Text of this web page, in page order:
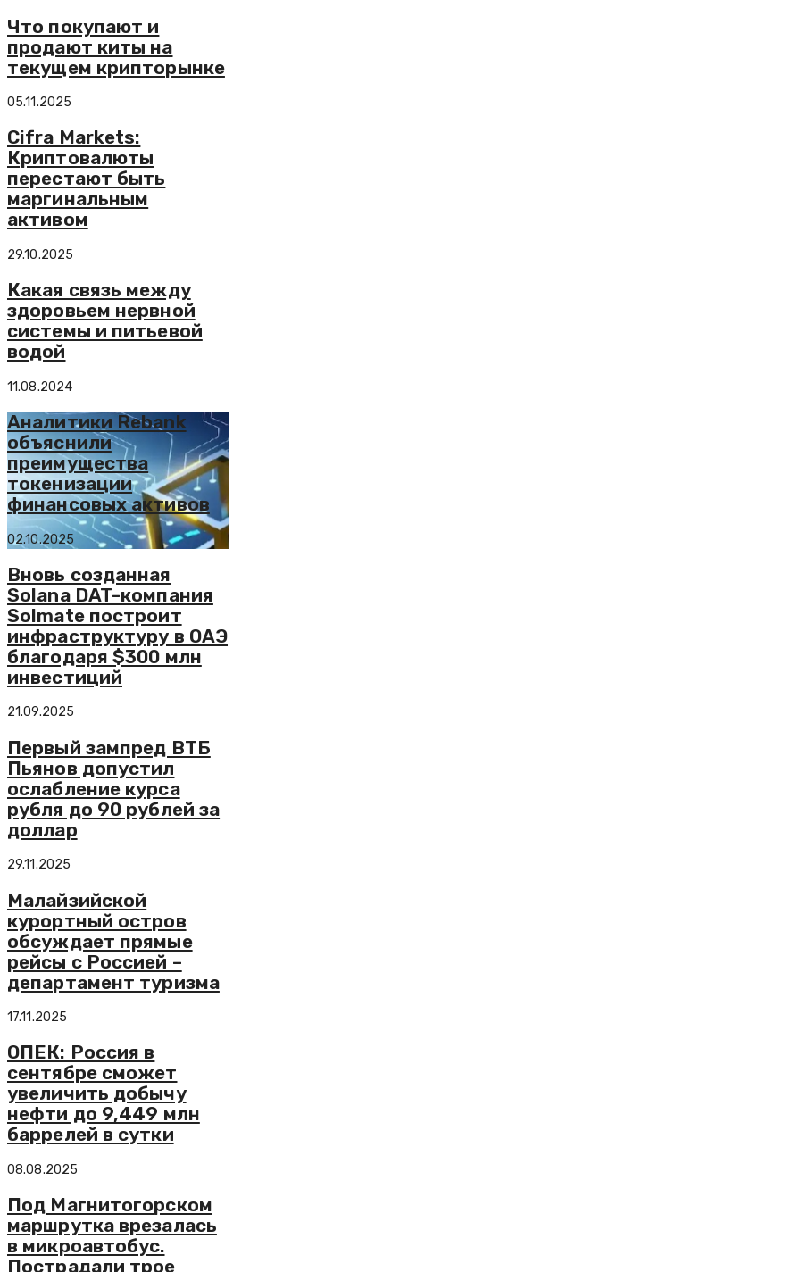
Что покупают и
продают киты на
текущем крипторынке
05.11.2025
Cifra Markets:
Криптовалюты
перестают быть
маргинальным
активом
29.10.2025
Какая связь между
здоровьем нервной
системы и питьевой
водой
11.08.2024
Аналитики Rebank
объяснили
преимущества
токенизации
финансовых активов
02.10.2025
Вновь созданная
Solana DAT-компания
Solmate построит
инфраструктуру в ОАЭ
благодаря $300 млн
инвестиций
21.09.2025
Первый зампред ВТБ
Пьянов допустил
ослабление курса
рубля до 90 рублей за
доллар
29.11.2025
Малайзийской
курортный остров
обсуждает прямые
рейсы с Россией –
департамент туризма
17.11.2025
ОПЕК: Россия в
сентябре сможет
увеличить добычу
нефти до 9,449 млн
баррелей в сутки
08.08.2025
Под Магнитогорском
маршрутка врезалась
в микроавтобус.
Пострадали трое